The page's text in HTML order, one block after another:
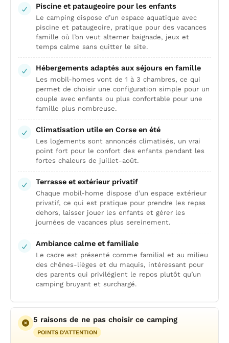
Piscine et pataugeoire pour les enfants
Le camping dispose d’un espace aquatique avec
piscine et pataugeoire, pratique pour des vacances
famille où l’on veut alterner baignade, jeux et
temps calme sans quitter le site.
Hébergements adaptés aux séjours en famille
Les mobil-homes vont de 1 à 3 chambres, ce qui
permet de choisir une configuration simple pour un
couple avec enfants ou plus confortable pour une
famille plus nombreuse.
Climatisation utile en Corse en été
Les logements sont annoncés climatisés, un vrai
point fort pour le confort des enfants pendant les
fortes chaleurs de juillet-août.
Terrasse et extérieur privatif
Chaque mobil-home dispose d’un espace extérieur
privatif, ce qui est pratique pour prendre les repas
dehors, laisser jouer les enfants et gérer les
journées de vacances plus sereinement.
Ambiance calme et familiale
Le cadre est présenté comme familial et au milieu
des chênes-lièges et du maquis, intéressant pour
des parents qui privilégient le repos plutôt qu’un
camping bruyant et surchargé.
5 raisons de ne pas choisir ce camping
POINTS D'ATTENTION